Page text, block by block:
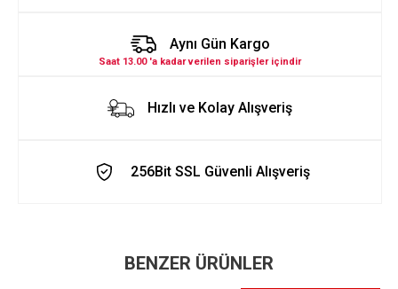
Aynı Gün Kargo
Saat 13.00 'a kadar verilen siparişler içindir
Hızlı ve Kolay Alışveriş
256Bit SSL Güvenli Alışveriş
BENZER ÜRÜNLER